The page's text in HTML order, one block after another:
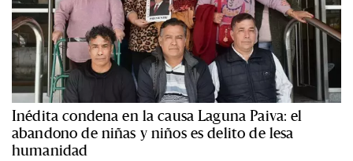
Inédita condena en la causa Laguna Paiva: el
abandono de niñas y niños es delito de lesa
humanidad